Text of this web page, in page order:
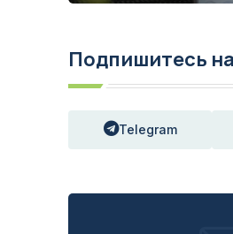
Подпишитесь
Telegram